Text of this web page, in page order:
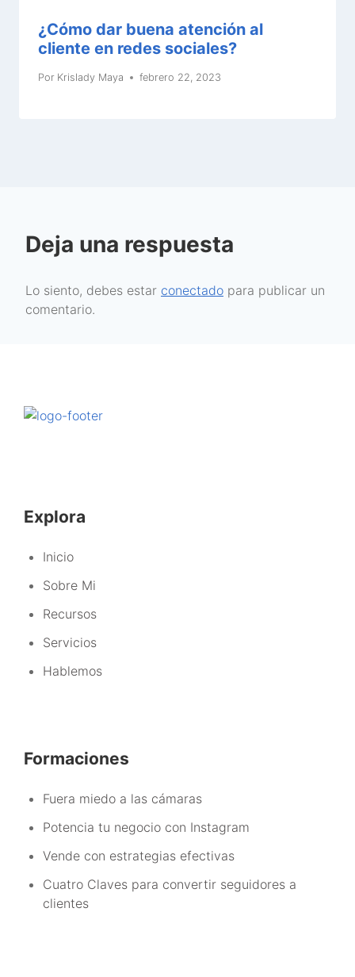
¿Cómo dar buena atención al
cliente en redes sociales?
Por Krislady Maya febrero 22, 2023
Deja una respuesta
Lo siento, debes estar conectado para publicar un
comentario.
Explora
Inicio
Sobre Mi
Recursos
Servicios
Hablemos
Formaciones
Fuera miedo a las cámaras
Potencia tu negocio con Instagram
Vende con estrategias efectivas
Cuatro Claves para convertir seguidores a
clientes